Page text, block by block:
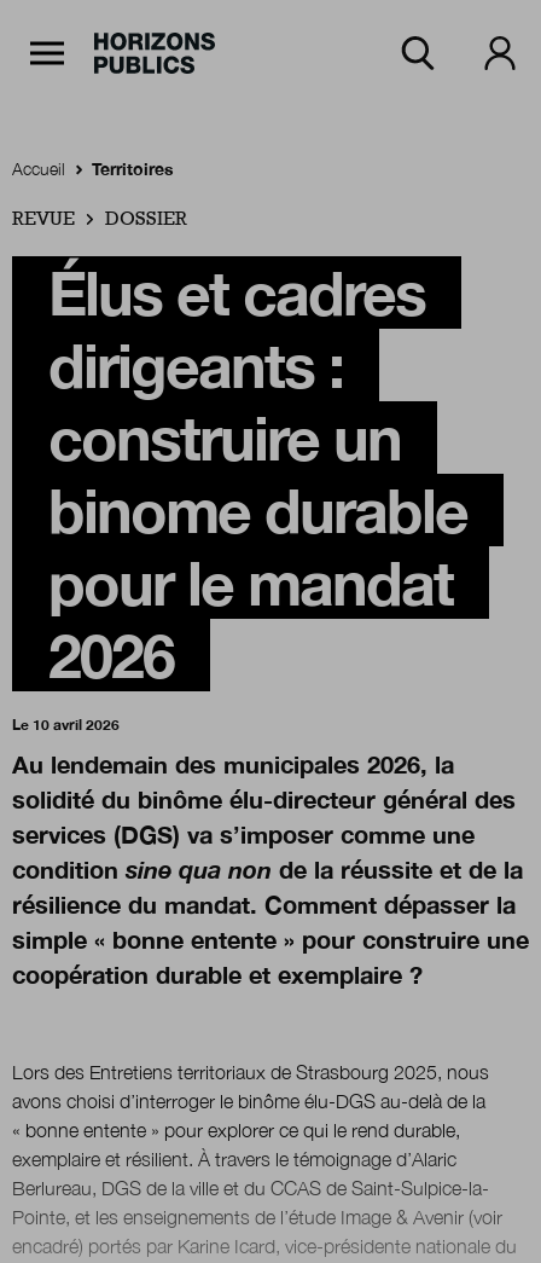
Accueil
Rubriques
Numéros
Boutique
Qui sommes-nous ?
Nous contacter
Newsletter
Renseignez votre email afin de suivre l'actualité
de la transformation publique.
Nous suivre sur Twittersur LinkedIn
Accueil Territoires
REVUE DOSSIER
Élus et cadres
dirigeants :
construire un
binome durable
pour le mandat
2026
Le 10 avril 2026
Au lendemain des municipales 2026, la
solidité du binôme élu-directeur général des
services (DGS) va s’imposer comme une
condition sine qua non de la réussite et de la
résilience du mandat. Comment dépasser la
simple « bonne entente » pour construire une
coopération durable et exemplaire ?
Lors des Entretiens territoriaux de Strasbourg 2025, nous
avons choisi d’interroger le binôme élu-DGS au-delà de la
« bonne entente » pour explorer ce qui le rend durable,
exemplaire et résilient. À travers le témoignage d’Alaric
Berlureau, DGS de la ville et du CCAS de Saint-Sulpice-la-
Pointe, et les enseignements de l’étude Image & Avenir (voir
encadré) portés par Karine Icard, vice-présidente nationale du